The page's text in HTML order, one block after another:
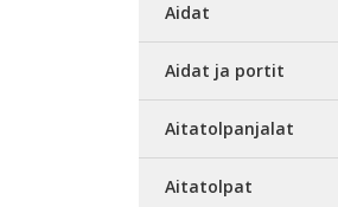
Aidat
Aidat ja portit
Aitatolpanjalat
Aitatolpat